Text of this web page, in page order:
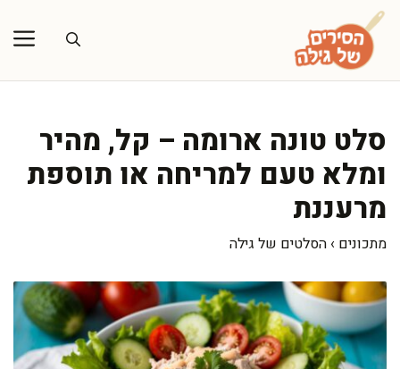
לדלג
לתוכן
סלט טונה ארומה – קל, מהיר
ומלא טעם למריחה או תוספת
מרעננת
מתכונים › הסלטים של גילה